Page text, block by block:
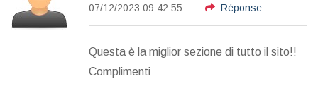
07/12/2023 09:42:55 Réponse
Questa è la miglior sezione di tutto il sito!!
Complimenti